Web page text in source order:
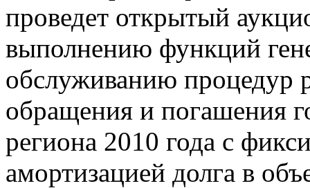
проведет открытый
выполнению функций
обслуживанию процедур
обращения и погашения
региона 2010 года с
амортизацией долга в